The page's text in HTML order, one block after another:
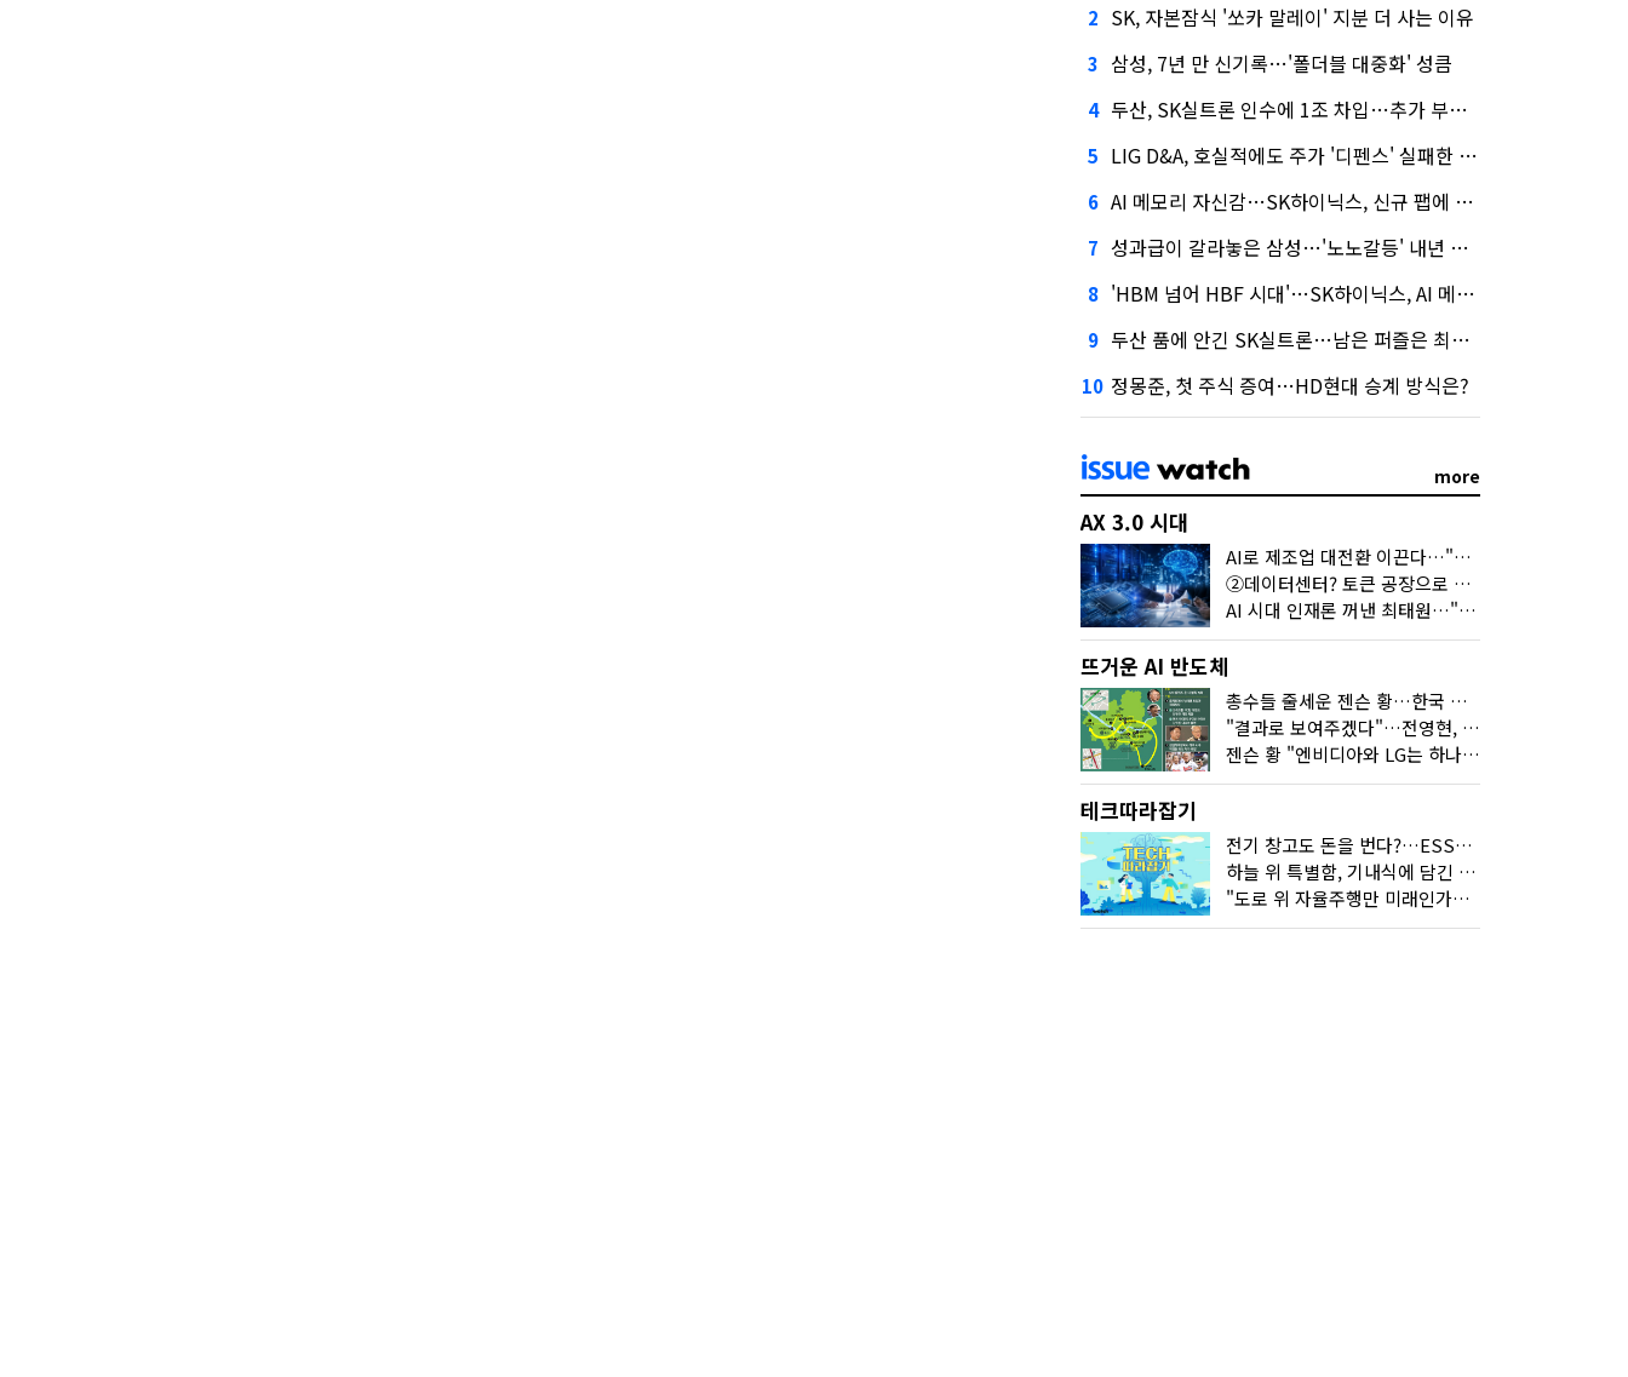
2 SK, 자본잠식 '쏘카 말레이' 지분 더 사는 이유
3 삼성, 7년 만 신기록…'폴더블 대중화' 성큼
4 두산, SK실트론 인수에 1조 차입…추가 부담은?
5 LIG D&A, 호실적에도 주가 '디펜스' 실패한 이유
6 AI 메모리 자신감…SK하이닉스, 신규 팹에 54조 투자
7 성과급이 갈라놓은 삼성…'노노갈등' 내년 교섭 판 흔들까
8 'HBM 넘어 HBF 시대'…SK하이닉스, AI 메모리 표준 선점 나섰다
9 두산 품에 안긴 SK실트론…남은 퍼즐은 최태원 지분 29.4%
10 정몽준, 첫 주식 증여…HD현대 승계 방식은?
more
AX 3.0 시대
AI로 제조업 대전환 이끈다…"2030년까지 민관합동 20조 투자"
②데이터센터? 토큰 공장으로 변신
AI 시대 인재론 꺼낸 최태원…"협업이 경쟁력"
뜨거운 AI 반도체
총수들 줄세운 젠슨 황…한국 산업계 새판 짰다
"결과로 보여주겠다"…전영현, 젠슨 황과 HBM5 논의
젠슨 황 "엔비디아와 LG는 하나의 거대한 팀"
테크따라잡기
전기 창고도 돈을 번다?…ESS의 '두뇌' EMO가 뭐길래
하늘 위 특별함, 기내식에 담긴 기술의 세계
"도로 위 자율주행만 미래인가요"…진흙탕서 길 내는 HD현대 AI 기술